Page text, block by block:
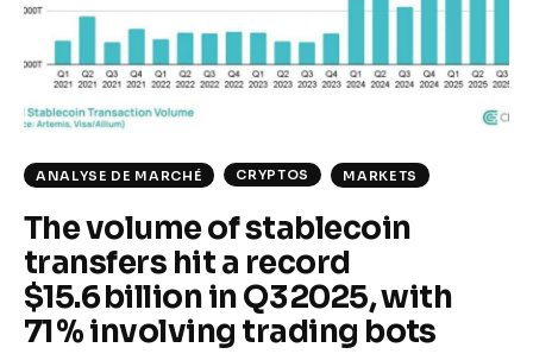
Climate
Markets
Tech
Shop
ANALYSE DE MARCHÉ CRYPTOS MARKETS
The volume of stablecoin
transfers hit a record
$15.6 billion in Q3 2025, with
71 % involving trading bots